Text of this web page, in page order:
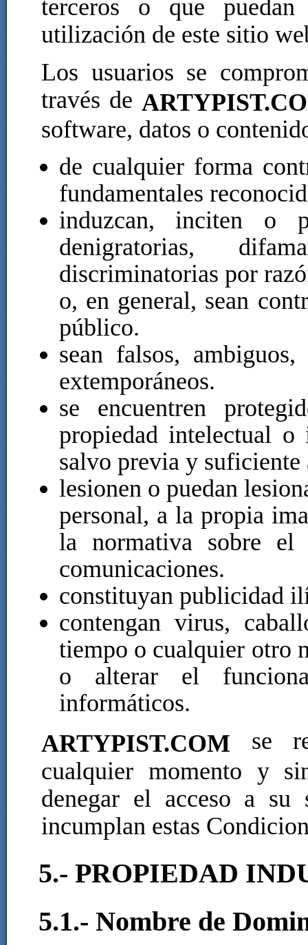
terceros o que
utilización de este sitio
Los usuarios se
través de
software, datos o
de cualquier forma
fundamentales
induzcan, inciten o
denigratorias,
discriminatorias por
o, en general, sean
público.
sean falsos,
extemporáneos.
se encuentren
propiedad intelectual o
salvo previa y
lesionen o puedan
personal, a la propia
la normativa sobre el
comunicaciones.
constituyan publicidad
contengan virus,
tiempo o cualquier otro
o alterar el
informáticos.
ARTYPIST.COM se
cualquier momento y
denegar el acceso a
incumplan estas
5.- PROPIEDAD
5.1.- Nombre de